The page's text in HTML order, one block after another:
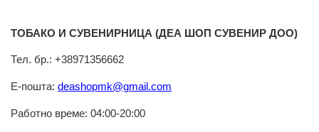
ТОБАКО И СУВЕНИРНИЦА (ДЕА ШОП СУВЕНИР ДОО)
Тел. бр.: +38971356662
Е-пошта: deashopmk@gmail.com
Работно време: 04:00-20:00